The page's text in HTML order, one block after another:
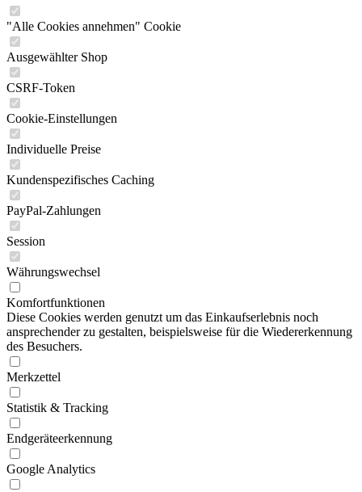
"Alle Cookies annehmen" Cookie
Ausgewählter Shop
CSRF-Token
Cookie-Einstellungen
Individuelle Preise
Kundenspezifisches Caching
PayPal-Zahlungen
Session
Währungswechsel
Komfortfunktionen
Diese Cookies werden genutzt um das Einkaufserlebnis noch
ansprechender zu gestalten, beispielsweise für die Wiedererkennung
des Besuchers.
Merkzettel
Statistik & Tracking
Endgeräteerkennung
Google Analytics